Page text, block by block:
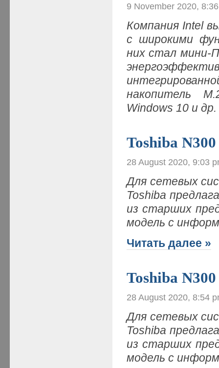
9 November 2020,
Компания Intel
с широкими
них стал мини-
накопитель
Windows 10 и
Toshiba
28 August 2020, 9:03
Для сетевых
Toshiba
из старших
модель с
Читать далее »
Toshiba
28 August 2020, 8:54
Для сетевых
Toshiba
из старших
модель с